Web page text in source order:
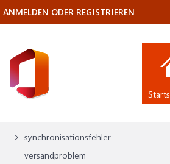
...
synchronisationsfehler
versandproblem
ANMELDEN ODER REGISTRIEREN